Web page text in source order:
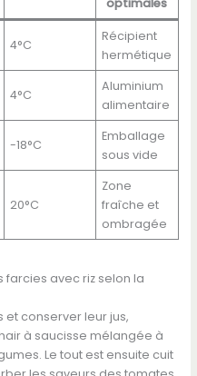
4°C
Récipient
hermétique
4°C
Aluminium
alimentaire
-18°C
Emballage
sous vide
20°C
Zone
fraîche et
ombragée
avec riz selon la
et conserver leur jus,
à saucisse mélangée à
Le tout est ensuite cuit